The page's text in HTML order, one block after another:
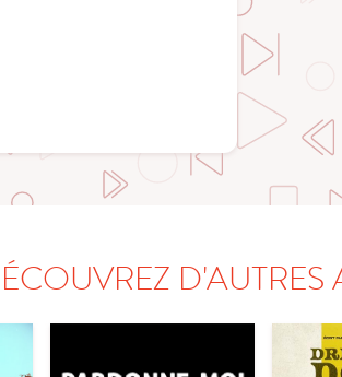
D'AUTRES